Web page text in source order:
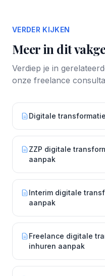
VERDER KIJKEN
Meer in dit
Verdiep je in
onze freelance
Digitale
ZZP digitale
aanpak
Interim digitale
aanpak
Freelance digitale
inhuren aanpak